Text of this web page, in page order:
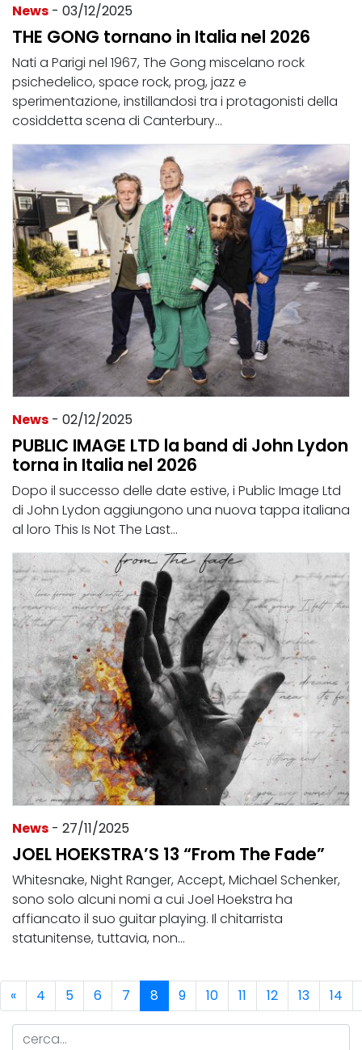
News - 03/12/2025
THE GONG tornano in Italia nel 2026
Nati a Parigi nel 1967, The Gong miscelano rock
psichedelico, space rock, prog, jazz e
sperimentazione, instillandosi tra i protagonisti della
cosiddetta scena di Canterbury...
News - 02/12/2025
PUBLIC IMAGE LTD la band di John Lydon
torna in Italia nel 2026
Dopo il successo delle date estive, i Public Image Ltd
di John Lydon aggiungono una nuova tappa italiana
al loro This Is Not The Last...
News - 27/11/2025
JOEL HOEKSTRA’S 13 “From The Fade”
Whitesnake, Night Ranger, Accept, Michael Schenker,
sono solo alcuni nomi a cui Joel Hoekstra ha
affiancato il suo guitar playing. Il chitarrista
statunitense, tuttavia, non...
« 4 5 6 7 8 9 10 11 12 13 14